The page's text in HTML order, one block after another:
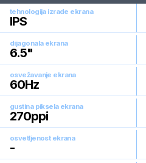
tehnologija izrade ekrana
IPS
dijagonala ekrana
6.5"
osvežavanje ekrana
60Hz
gustina piksela ekrana
270ppi
osvetljenost ekrana
-